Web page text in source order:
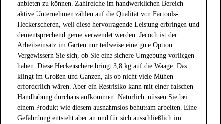
anbieten zu können. Zahlreiche im handwerklichen Bereich
aktive Unternehmen zählen auf die Qualität von Fartools-
Heckenscheren, weil diese hervorragende Leistung erbringen und
dementsprechend gerne verwendet werden. Jedoch ist der
Arbeitseinsatz im Garten nur teilweise eine gute Option.
Vergewissern Sie sich, ob Sie eine sichere Umgebung vorliegen
haben. Diese Heckenschere bringt 3,8 kg auf die Waage. Das
klingt im Großen und Ganzen, als ob nicht viele Mühen
erforderlich wären. Aber ein Restrisiko kann mit einer falschen
Handhabung durchaus aufkommen. Natürlich müssen Sie bei
einem Produkt wie diesem ausnahmslos behutsam arbeiten. Eine
Gefährdung entsteht aber an und für sich ausschließlich im